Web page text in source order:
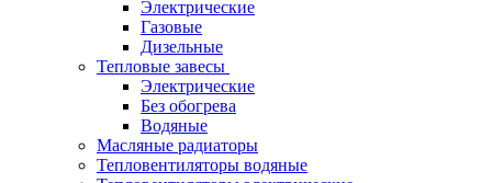
Электрические
Газовые
Дизельные
Тепловые завесы
Электрические
Без обогрева
Водяные
Масляные радиаторы
Тепловентиляторы водяные